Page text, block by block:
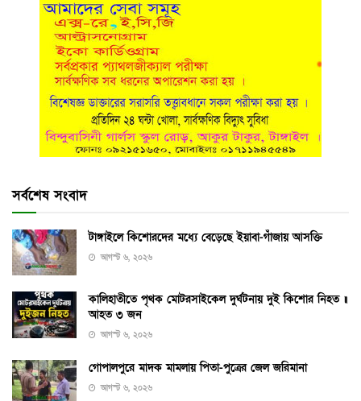
সর্বশেষ সংবাদ
টাঙ্গাইলে কিশোরদের মধ্যে বেড়েছে ইয়াবা-গাঁজায় আসক্তি
আগস্ট ৬, ২০২৬
কালিহাতীতে পৃথক মোটরসাইকেল দুর্ঘটনায় দুই কিশোর নিহত ॥
আহত ৩ জন
আগস্ট ৬, ২০২৬
গোপালপুরে মাদক মামলায় পিতা-পুত্রের জেল জরিমানা
আগস্ট ৬, ২০২৬